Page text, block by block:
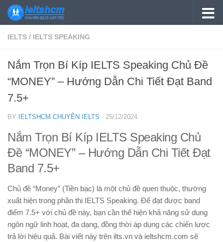
Skip to content
IELTS / IELTS SPEAKING
Nắm Trọn Bí Kíp IELTS Speaking Chủ Đề
“MONEY” – Hướng Dẫn Chi Tiết Đạt Band
7.5+
BY IELTSHCM CHUYÊN IELTS · 25/12/2024
Nắm Trọn Bí Kíp IELTS Speaking Chủ
Đề “MONEY” – Hướng Dẫn Chi Tiết Đạt
Band 7.5+
Chủ đề “Money” (Tiền bạc) là một chủ đề quen thuộc, thường
xuất hiện trong phần thi IELTS Speaking. Để đạt được band
điểm 7.5+ với chủ đề này, bạn cần thể hiện khả năng sử dụng
ngôn ngữ linh hoạt, đa dạng, đồng thời áp dụng các chiến lược
trả lời hiệu quả. Bài viết này trên ilts.vn và ieltshcm.com sẽ